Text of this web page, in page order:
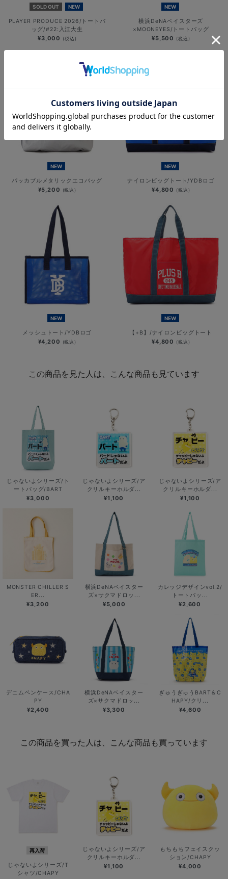
SOLD OUT NEW
PLAYER PRODUCE 2026/トートバ
ッグ/#22:入江大生
¥3,000 (税込)
NEW
横浜DeNAベイスターズ
×MOONEYES/トートバッグ
¥5,500 (税込)
NEW
パッカブルメタリックエコバッグ
¥5,200 (税込)
NEW
ナイロンビッグトート/YDBロゴ
¥4,800 (税込)
NEW
メッシュトート/YDBロゴ
¥4,200 (税込)
NEW
【+B】/ナイロンビッグトート
¥4,800 (税込)
この商品を見た人は、こんな商品も見ています
じゃないよシリーズ/ト
ートバッグ/BART
¥3,000
じゃないよシリーズ/ア
クリルキーホルダ...
¥1,100
じゃないよシリーズ/ア
クリルキーホルダ...
¥1,100
MONSTER CHILLER S
ER...
¥3,200
横浜DeNAベイスター
ズ×サクマドロッ...
¥5,000
カレッジデザインvol.2/
トートバッ...
¥2,600
デニムペンケース/CHA
PY
¥2,400
横浜DeNAベイスター
ズ×サクマドロッ...
¥3,300
ぎゅうぎゅうBART＆C
HAPY/クリ...
¥4,600
この商品を買った人は、こんな商品も買っています
再入荷
じゃないよシリーズ/T
シャツ/CHAPY
じゃないよシリーズ/ア
クリルキーホルダ...
¥1,100
もちもちフェイスクッ
ション/CHAPY
¥4,000